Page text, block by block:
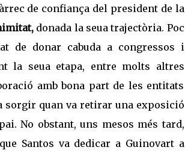
de confiança del president de la
donada la seua trajectòria. Poc
de donar cabuda a congressos i
la seua etapa, entre molts altres
amb bona part de les entitats
sorgir quan va retirar una exposició
No obstant, uns mesos més tard,
Santos va dedicar a Guinovart a